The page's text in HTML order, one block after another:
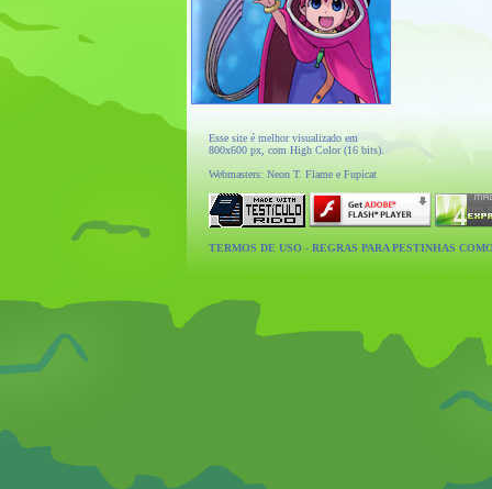
Esse site é melhor visualizado em
800x600 px, com High Color (16 bits).
Webmasters: Neon T. Flame e Fupicat
TERMOS DE USO- REGRAS PARA PESTINHAS